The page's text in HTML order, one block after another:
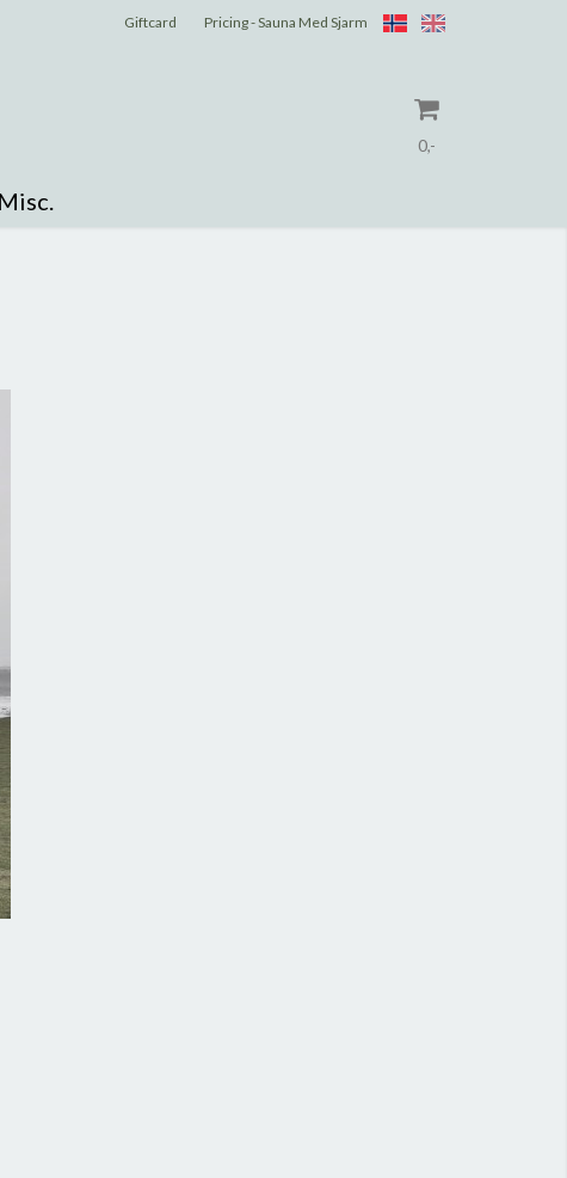
Giftcard Pricing - Sauna Med Sjarm
0,-
Misc.